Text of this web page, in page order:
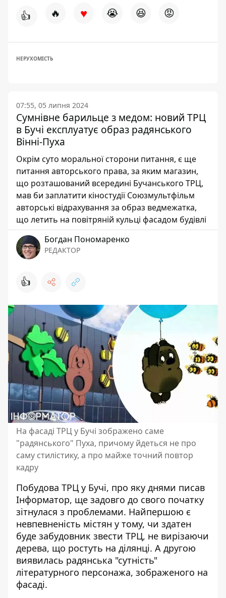
👍 🔥 ♥ 😭 😆 😡
НЕРУХОМІСТЬ
07:55, 05 липня 2024
Сумнівне барильце з медом: новий ТРЦ
в Бучі експлуатує образ радянського
Вінні-Пуха
Окрім суто моральної сторони питання, є ще
питання авторського права, за яким магазин,
що розташований всередині Бучанського ТРЦ,
мав би заплатити кіностудії Союзмультфільм
авторські відрахування за образ ведмежатка,
що летить на повітряній кульці фасадом будівлі
Богдан Пономаренко
РЕДАКТОР
👍
На фасаді ТРЦ у Бучі зображено саме
"радянського" Пуха, причому йдеться не про
саму стилістику, а про майже точний повтор
кадру
Побудова ТРЦ у Бучі, про яку днями писав
Інформатор, ще задовго до свого початку
зітнулася з проблемами. Найпершою є
невпевненість містян у тому, чи здатен
буде забудовник звести ТРЦ, не вирізаючи
дерева, що ростуть на ділянці. А другою
виявилась радянська "сутність"
літературного персонажа, зображеного на
фасаді.